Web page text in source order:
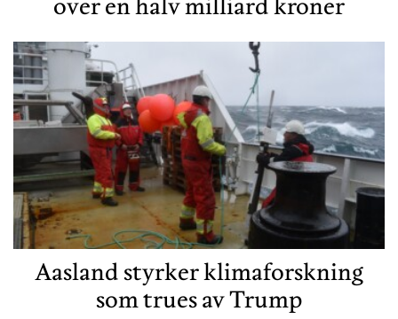
Aasland styrker klimaforskning
som trues av Trump